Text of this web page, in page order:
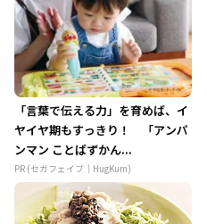
「言葉で伝える力」を育めば、イ
ヤイヤ期もすっきり！ 「アンパ
ンマン ことばずかん...
PR (セガフェイブ｜HugKum)